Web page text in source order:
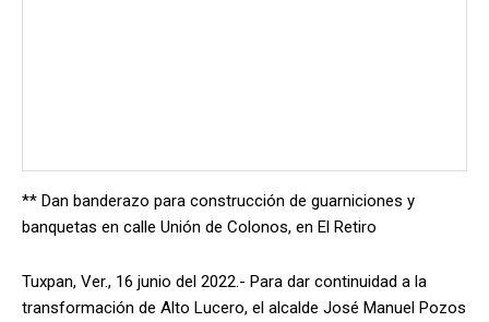
** Dan banderazo para construcción de guarniciones y
banquetas en calle Unión de Colonos, en El Retiro
Tuxpan, Ver., 16 junio del 2022.- Para dar continuidad a la
transformación de Alto Lucero, el alcalde José Manuel Pozos